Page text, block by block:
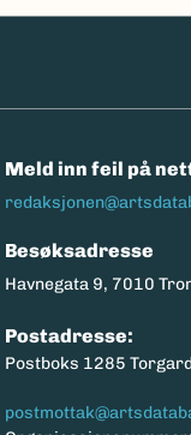
Meld inn feil på
Besøksadresse
Havnegata 9, 7010
Postadresse:
Postboks 1285